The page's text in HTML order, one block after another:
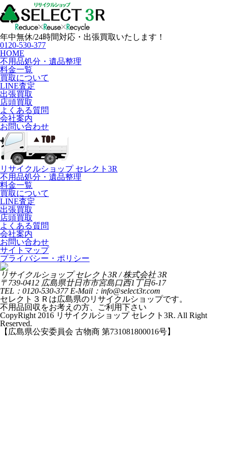
年中無休/24時間対応・出張買取いたします！
0120-530-377
HOME
不用品処分・遺品整理
料金一覧
買取について
LINE査定
出張買取
店頭買取
よくある質問
会社案内
お問い合わせ
リサイクルショップ セレクト3R
不用品処分・遺品整理
料金一覧
買取について
LINE査定
出張買取
店頭買取
よくある質問
会社案内
お問い合わせ
サイトマップ
プライバシー・ポリシー
リサイクルショップ セレクト3R / 株式会社 3R
〒739-0412 広島県廿日市市宮島口西1丁目6-17
TEL：0120-530-377 E-Mail：info@select3r.com
セレクト３Ｒは広島県のリサイクルショップです。
不用品回収をお考えの方、ご利用下さい
CopyRight 2016 リサイクルショップ セレクト3R. All Right
Reserved.
【広島県公安委員会 古物商 第731081800016号】